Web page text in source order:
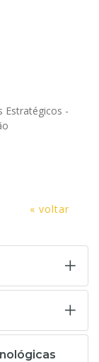
Estratégicos -
« voltar